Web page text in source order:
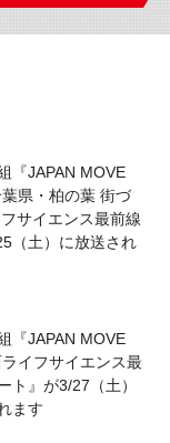
『JAPAN MOVE
県・柏の葉 街づ
サイエンス最前線
（土）に放送され
『JAPAN MOVE
イフサイエンス最
ト』が3/27（土）
ます